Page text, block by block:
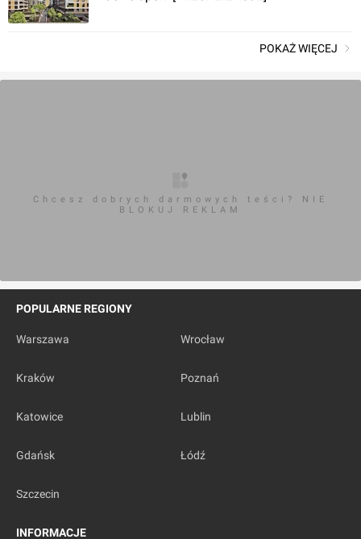
POKAŻ WIĘCEJ
Chcesz dobrych darmowych teści? NIE
BLOKUJ REKLAM
POPULARNE REGIONY
Warszawa Wrocław
Kraków Poznań
Katowice Lublin
Gdańsk Łódź
Szczecin
INFORMACJE